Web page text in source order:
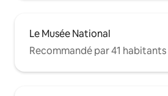
Le Musée National
Recommandé par 41 habitants